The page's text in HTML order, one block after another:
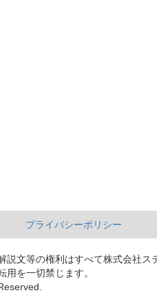
プライバシーポリシー
説文等の権利はすべて株式会社ス
を一切禁じます。